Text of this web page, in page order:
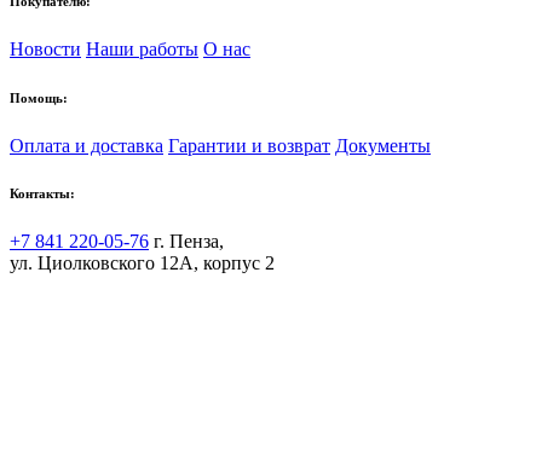
Новости Наши работы О нас
Помощь:
Оплата и доставка Гарантии и возврат Документы
Контакты:
+7 841 220-05-76 г. Пенза,
ул. Циолковского 12А, корпус 2